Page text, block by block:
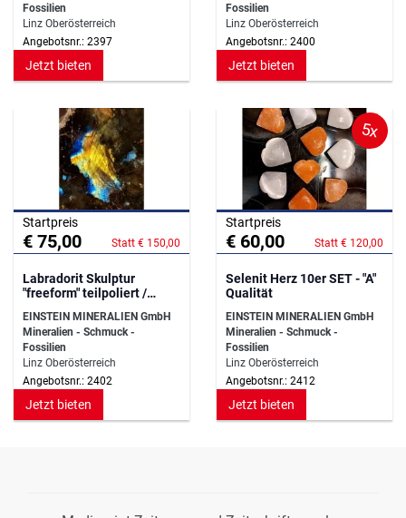
Fossilien
Linz Oberösterreich
Angebotsnr.: 2397
Jetzt bieten
Fossilien
Linz Oberösterreich
Angebotsnr.: 2400
Jetzt bieten
Startpreis
€ 75,00 Statt € 150,00
Labradorit Skulptur
"freeform" teilpoliert /
EINSTEIN MINERALIEN GmbH
Mineralien - Schmuck -
Fossilien
Linz Oberösterreich
Angebotsnr.: 2402
Jetzt bieten
5x
Startpreis
€ 60,00 Statt € 120,00
Selenit Herz 10er SET - "A"
Qualität
EINSTEIN MINERALIEN GmbH
Mineralien - Schmuck -
Fossilien
Linz Oberösterreich
Angebotsnr.: 2412
Jetzt bieten